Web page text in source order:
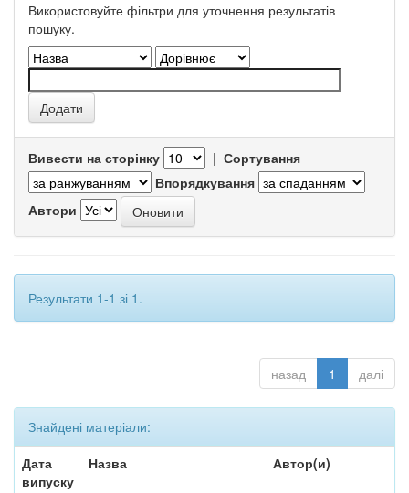
Використовуйте фільтри для уточнення результатів
пошуку.
Вивести на сторінку | Сортування
Впорядкування
Автори
Результати 1-1 зі 1.
назад 1 далі
Знайдені матеріали:
Дата
випуску
Назва Автор(и)